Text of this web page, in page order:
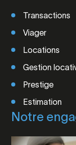
Transactions
Viager
Locations
Gestion
Prestige
Estimation
Notre